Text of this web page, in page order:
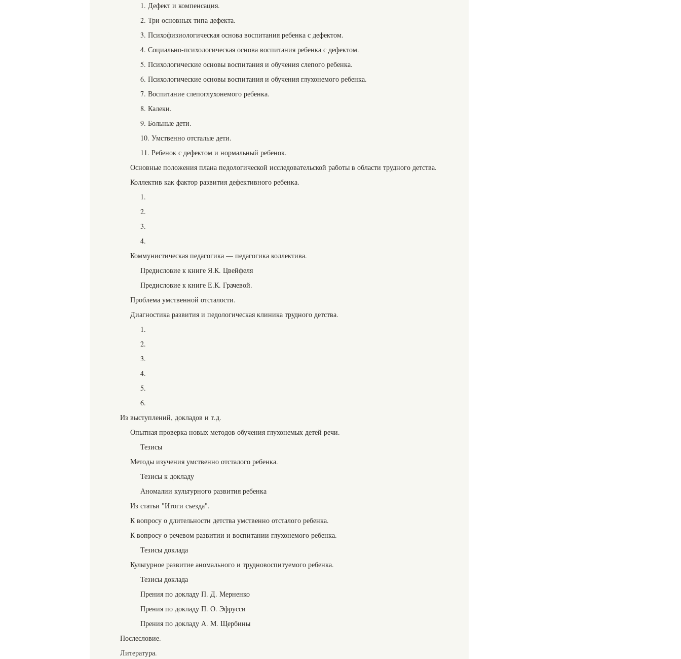
1. Дефект и компенсация.
2. Три основных типа дефекта.
3. Психофизиологическая основа воспитания ребенка с дефектом.
4. Социально-психологическая основа воспитания ребенка с дефектом.
5. Психологические основы воспитания и обучения слепого ребенка.
6. Психологические основы воспитания и обучения глухонемого ребенка.
7. Воспитание слепоглухонемого ребенка.
8. Калеки.
9. Больные дети.
10. Умственно отсталые дети.
11. Ребенок с дефектом и нормальный ребенок.
Основные положения плана педологической исследовательской работы в области трудного детства.
Коллектив как фактор развития дефективного ребенка.
1.
2.
3.
4.
Коммунистическая педагогика — педагогика коллектива.
Предисловие к книге Я.К. Цвейфеля
Предисловие к книге Е.К. Грачевой.
Проблема умственной отсталости.
Диагностика развития и педологическая клиника трудного детства.
1.
2.
3.
4.
5.
6.
Из выступлений, докладов и т.д.
Опытная проверка новых методов обучения глухонемых детей речи.
Тезисы
Методы изучения умственно отсталого ребенка.
Тезисы к докладу
Аномалии культурного развития ребенка
Из статьи "Итоги съезда".
К вопросу о длительности детства умственно отсталого ребенка.
К вопросу о речевом развитии и воспитании глухонемого ребенка.
Тезисы доклада
Культурное развитие аномального и трудновоспитуемого ребенка.
Тезисы доклада
Прения по докладу П. Д. Мерненко
Прения по докладу П. О. Эфрусси
Прения по докладу А. М. Щербины
Послесловие.
Литература.